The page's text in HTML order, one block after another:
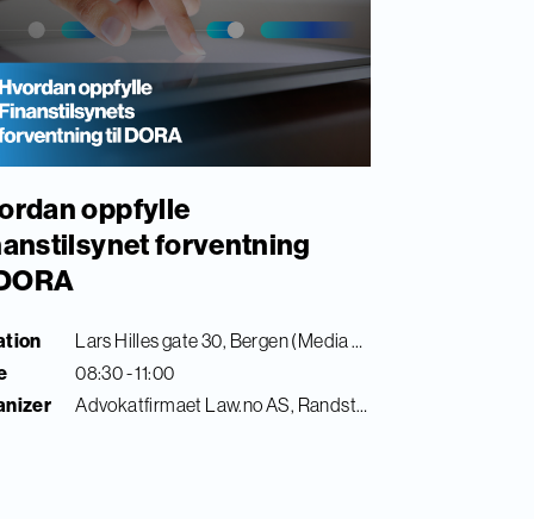
oppfylle
forventning
Lars Hilles gate 30, Bergen (Media City Bergen)
08:30 - 11:00
Advokatfirmaet Law.no AS, Randstad Digital & Finance Innovation